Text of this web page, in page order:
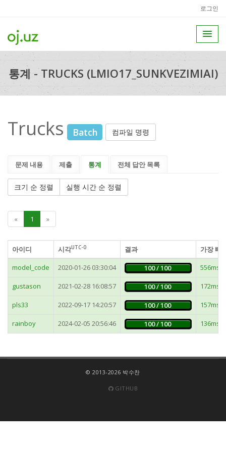
로그인
통계 - TRUCKS (LMIO17_SUNKVEZIMIAI)
Trucks Batch 컴파일 명령
문제 내용 제출 통계 전체 답안 목록
크기 순 정렬 실행 시간 순 정렬
« 1 »
아이디 시각UTC-0 결과
가장 빠
model_code
2020-01-26 03:30:04 100 / 100 556ms
gustason 2021-02-28 16:08:57 100 / 100 172ms
pls33 2022-09-17 14:20:57 100 / 100 157ms
rainboy 2024-02-05 20:56:46 100 / 100 136ms
© 2013-2026 박수찬
GITHUB